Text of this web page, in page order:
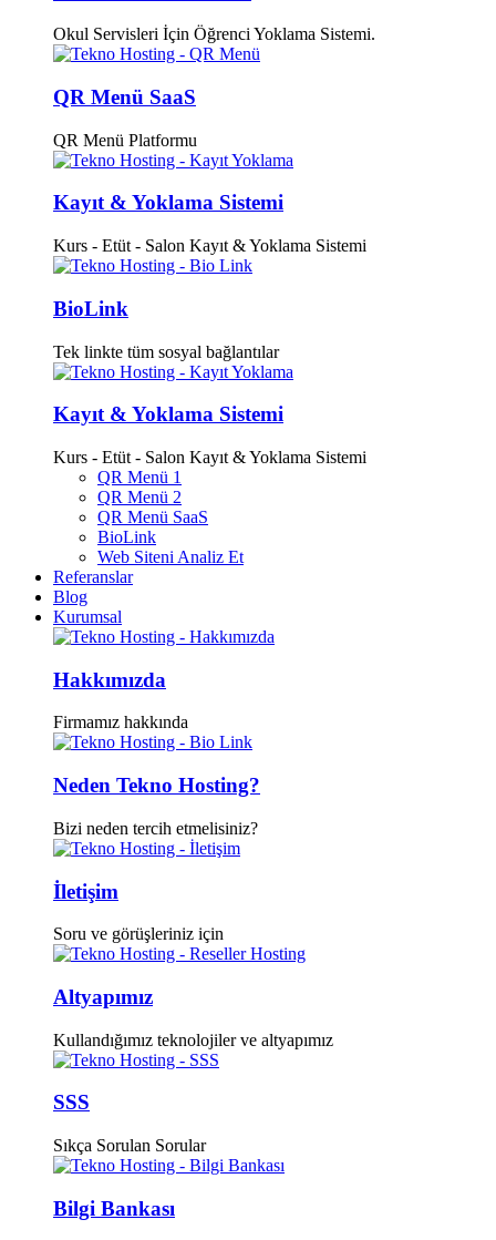
Okul Servisleri İçin Öğrenci Yoklama Sistemi.
QR Menü SaaS
QR Menü Platformu
Kayıt & Yoklama Sistemi
Kurs - Etüt - Salon Kayıt & Yoklama Sistemi
BioLink
Tek linkte tüm sosyal bağlantılar
Kayıt & Yoklama Sistemi
Kurs - Etüt - Salon Kayıt & Yoklama Sistemi
QR Menü 1
QR Menü 2
QR Menü SaaS
BioLink
Web Siteni Analiz Et
Referanslar
Blog
Kurumsal
Hakkımızda
Firmamız hakkında
Neden Tekno Hosting?
Bizi neden tercih etmelisiniz?
İletişim
Soru ve görüşleriniz için
Altyapımız
Kullandığımız teknolojiler ve altyapımız
SSS
Sıkça Sorulan Sorular
Bilgi Bankası